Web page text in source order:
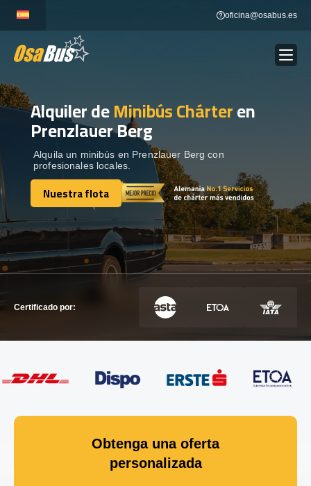
content
oficina@osabus.es
ALQUILER DE AUTOCARES Show dropdown
DESTINOS
RECORRIDAS Show dropdown
Alquiler deMinibús Chárteren
Prenzlauer Berg
Alquila un minibús en Prenzlauer Berg con
profesionales locales.
Nuestra flota
Nuestra flota
Certificado por:
Obtenga una oferta
personalizada